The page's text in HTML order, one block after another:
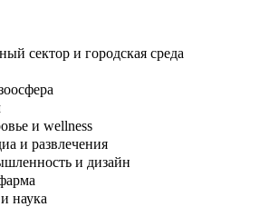
сектор и городская среда
и wellness
и развлечения
и дизайн
наука